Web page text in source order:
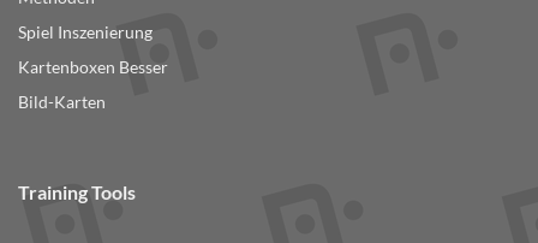
Spiel Inszenierung
Kartenboxen Besser
Bild-Karten
Training Tools